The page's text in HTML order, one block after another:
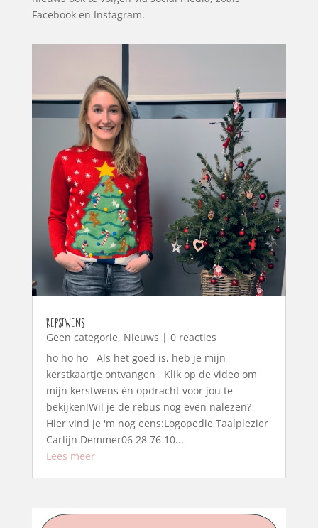
Facebook en Instagram.
Kerstwens
Geen categorie, Nieuws | 0 reacties
ho ho ho Als het goed is, heb je mijn
kerstkaartje ontvangen Klik op de video om
mijn kerstwens én opdracht voor jou te
bekijken!Wil je de rebus nog even nalezen?
Hier vind je 'm nog eens:Logopedie Taalplezier
Carlijn Demmer06 28 76 10...
Lees meer